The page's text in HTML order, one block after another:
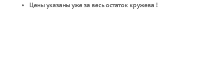
Цены указаны уже за весь остаток кружева !